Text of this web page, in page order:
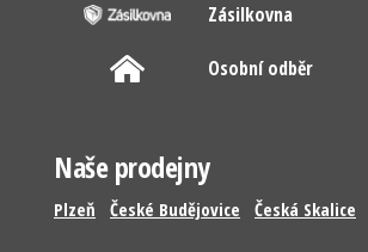
Zásilkovna
Osobní odběr
Naše prodejny
Plzeň České Budějovice Česká Skalice